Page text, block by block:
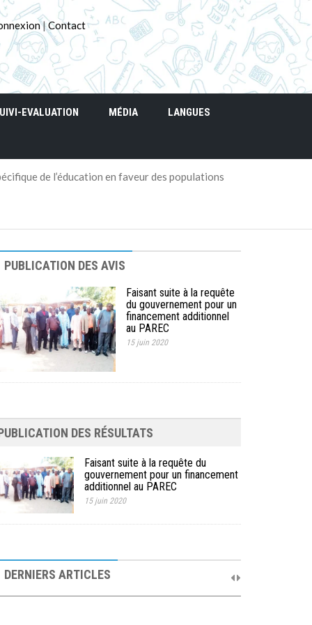
|Contact
EVALUATION MÉDIA LANGUES
de l’éducation en faveur des populations
PUBLICATION DES AVIS
Faisant suite à la requête
du gouvernement pour un
financement additionnel
au PAREC
15 juin 2020
DES RÉSULTATS
Faisant suite à la requête du
gouvernement pour un financement
additionnel au PAREC
15 juin 2020
DERNIERS ARTICLES
19 septembre 2025